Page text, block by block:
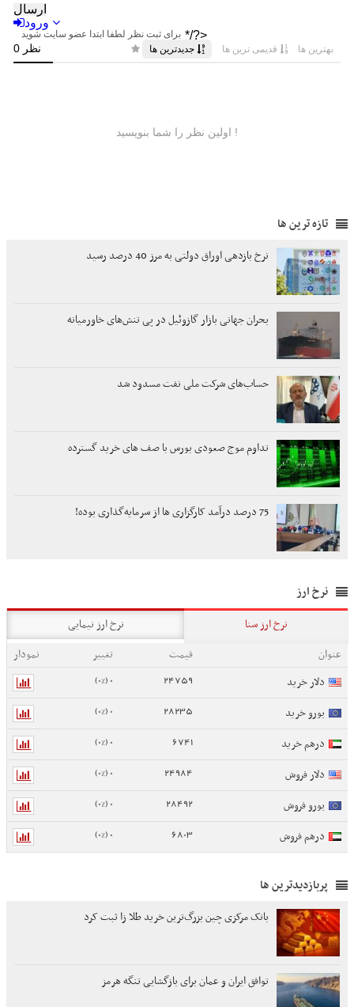
تازه ترین ها
نرخ بازدهی اوراق دولتی به مرز 40 درصد رسید
بحران جهانی بازار گازوئیل در پی تنش‌های خاورمیانه
حساب‌های شرکت ملی نفت مسدود شد
تداوم موج صعودی بورس با صف های خرید گسترده
75 درصد درآمد کارگزاری ها از سرمایه‌گذاری بوده!
نرخ ارز
نرخ ارز سنا
نرخ ارز نیمایی
عنوان
قیمت تغییر
نمودار
دلار خرید
24759
0 (0%)
یورو خرید 28235
0 (0%)
درهم خرید 6741
0 (0%)
دلار فروش 24984
0 (0%)
یورو فروش 28492
0 (0%)
درهم فروش 6803
0 (0%)
پربازدیدترین ها
بانک مرکزی چین بزرگ‌ترین خرید طلا زا ثبت کرد
توافق ایران و عمان برای بازگشایی تنگه هرمز